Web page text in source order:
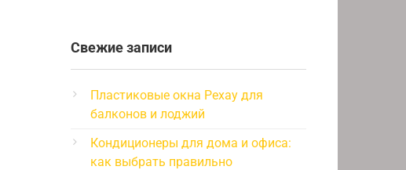
Свежие записи
Пластиковые окна Рехау для
балконов и лоджий
Кондиционеры для дома и офиса:
как выбрать правильно